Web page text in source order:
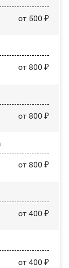
от 500 ₽
от 800 ₽
от 800 ₽
от 800 ₽
от 400 ₽
от 400 ₽